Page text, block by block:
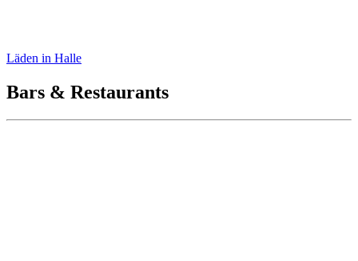
Läden in Halle
Bars & Restaurants